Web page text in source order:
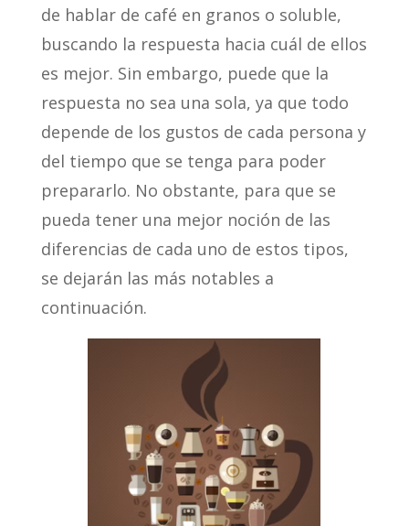
de hablar de café en granos o soluble,
buscando la respuesta hacia cuál de ellos
es mejor. Sin embargo, puede que la
respuesta no sea una sola, ya que todo
depende de los gustos de cada persona y
del tiempo que se tenga para poder
prepararlo. No obstante, para que se
pueda tener una mejor noción de las
diferencias de cada uno de estos tipos,
se dejarán las más notables a
continuación.